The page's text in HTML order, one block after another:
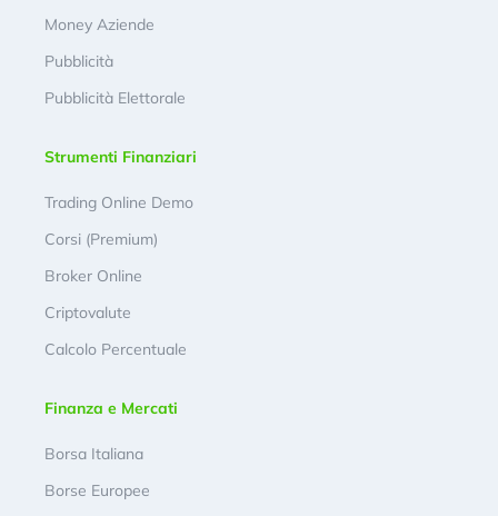
Money Aziende
Pubblicità
Pubblicità Elettorale
Strumenti Finanziari
Trading Online Demo
Corsi (Premium)
Broker Online
Criptovalute
Calcolo Percentuale
Finanza e Mercati
Borsa Italiana
Borse Europee